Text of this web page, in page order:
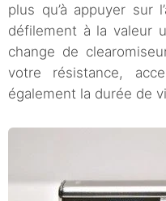
plus qu’à appuyer sur
défilement à la valeur
change de
votre résistance,
également la durée de